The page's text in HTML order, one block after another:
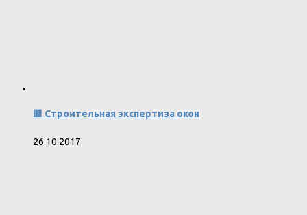
🟥 Строительная экспертиза окон
26.10.2017